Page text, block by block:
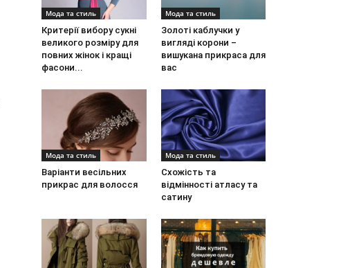
Мода та стиль
Критерії вибору сукні
великого розміру для
повних жінок і кращі
фасони...
Мода та стиль
Золоті каблучки у
вигляді корони –
вишукана прикраса для
вас
Мода та стиль
Варіанти весільних
прикрас для волосся
Мода та стиль
Схожість та
відмінності атласу та
сатину